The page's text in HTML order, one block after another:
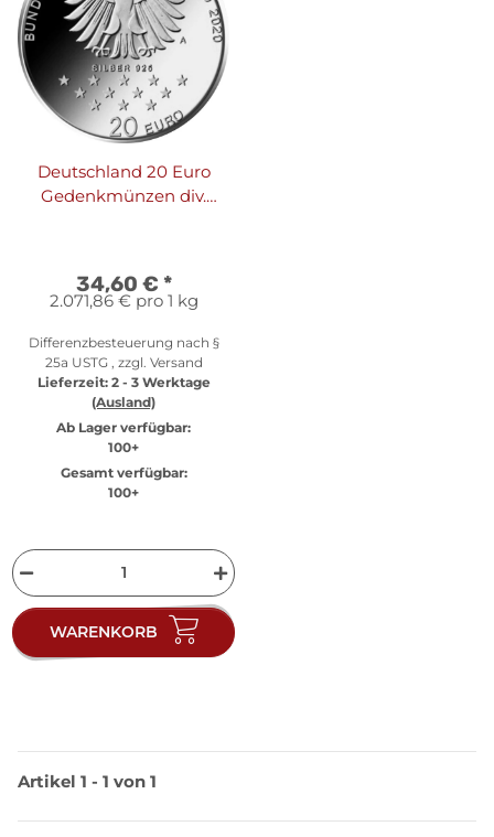
Deutschland 20 Euro
Gedenkmünzen div.
34,60 € *
2.071,86 € pro 1 kg
Differenzbesteuerung nach §
25a USTG , zzgl. Versand
Lieferzeit: 2 - 3 Werktage
(Ausland)
Ab Lager verfügbar:
100+
Gesamt verfügbar:
100+
WARENKORB
Artikel 1 - 1 von 1